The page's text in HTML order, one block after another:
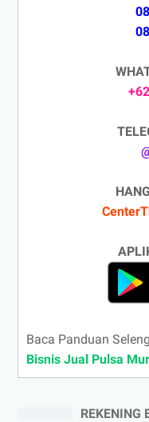
Baca Panduan
Bisnis Jual Pulsa
REKENING